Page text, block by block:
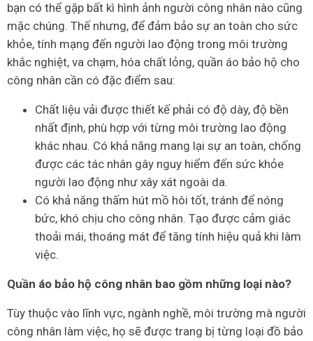
bạn có thể gặp bất kì hình ảnh người công nhân nào cũng
mặc chúng. Thế nhưng, để đảm bảo sự an toàn cho sức
khỏe, tính mạng đến người lao động trong môi trường
khắc nghiệt, va chạm, hóa chất lỏng, quần áo bảo hộ cho
công nhân cần có đặc điểm sau:
Chất liệu vải được thiết kế phải có độ dày, độ bền
nhất định, phù hợp với từng môi trường lao động
khác nhau. Có khả năng mang lại sự an toàn, chống
được các tác nhân gây nguy hiểm đến sức khỏe
người lao động như xây xát ngoài da.
Có khả năng thấm hút mồ hôi tốt, tránh để nóng
bức, khó chịu cho công nhân. Tạo được cảm giác
thoải mái, thoáng mát để tăng tính hiệu quả khi làm
việc.
Quần áo bảo hộ công nhân bao gồm những loại nào?
Tùy thuộc vào lĩnh vực, ngành nghề, môi trường mà người
công nhân làm việc, họ sẽ được trang bị từng loại đồ bảo